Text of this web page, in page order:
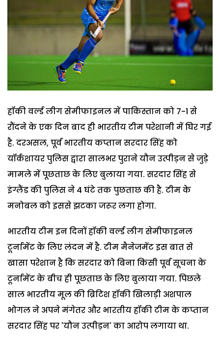
हॉकी वर्ल्ड लीग सेमीफाइनल में पाकिस्तान को 7-1 से
रौंदने के एक दिन बाद ही भारतीय टीम परेशानी में घिर गई
है. दरअसल, पूर्व भारतीय कप्तान सरदार सिंह को
यॉर्कशायर पुलिस द्वारा सालभर पुराने यौन उत्पीड़न से जुड़े
मामले में पूछताछ के लिए बुलाया गया. सरदार सिंह से
इंग्लैंड की पुलिस ने 4 घंटे तक पुछताछ की है. टीम के
मनोबल को इससे झटका जरूर लगा होगा.
भारतीय टीम इन दिनों हॉकी वर्ल्ड लीग सेमीफाइनल
टूर्नामेंट के लिए लंदन में है. टीम मैनेजमेंट इस बात से
खासा परेशान है कि सरदार को बिना किसी पूर्व सूचना के
टूर्नामेंट के बीच ही पूछताछ के लिए बुलाया गया. पिछले
साल भारतीय मूल की ब्रिटिश हॉकी खिलाड़ी अशपाल
भोगल ने अपने मंगेतर और भारतीय हॉकी टीम के कप्तान
सरदार सिंह पर 'यौन उत्पीड़न' का आरोप लगाया था.